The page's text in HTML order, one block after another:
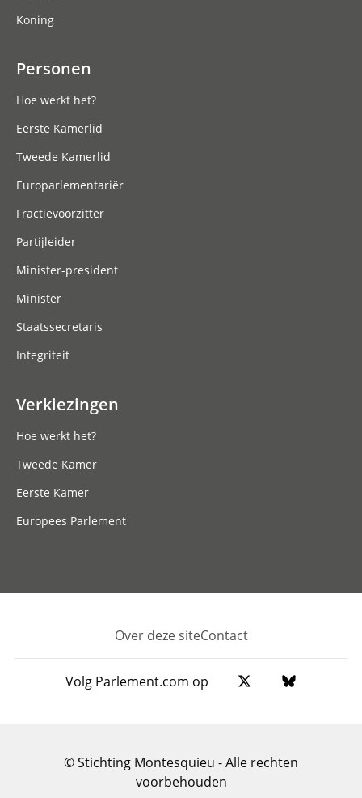
Koning
Personen
Hoe werkt het?
Eerste Kamerlid
Tweede Kamerlid
Europarlementariër
Fractievoorzitter
Partijleider
Minister-president
Minister
Staatssecretaris
Integriteit
Verkiezingen
Hoe werkt het?
Tweede Kamer
Eerste Kamer
Europees Parlement
Footer
Over deze siteContact
Volg Parlement.com op
© Stichting Montesquieu - Alle rechten
voorbehouden